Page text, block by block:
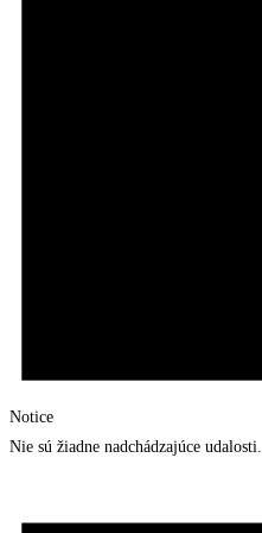
Notice
Nie sú žiadne nadchádzajúce udalosti.